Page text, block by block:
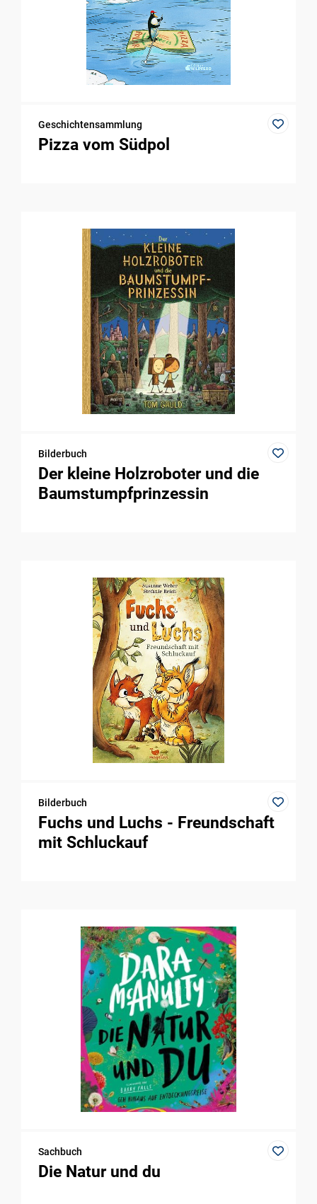
Geschichtensammlung
Pizza vom Südpol
Bilderbuch
Der kleine Holzroboter und die
Baumstumpfprinzessin
Bilderbuch
Fuchs und Luchs - Freundschaft
mit Schluckauf
Sachbuch
Die Natur und du